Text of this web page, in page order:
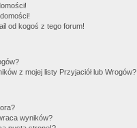
od kogoś z tego forum!
z mojej listy Przyjaciół lub Wrogów?
wyników?